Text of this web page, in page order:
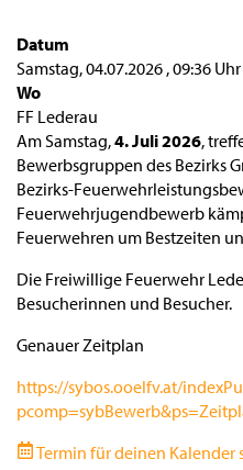
Datum
Samstag, 04.07.2026 ,09:36 Uhr
Wo
FF Lederau
Am Samstag,4. Juli 2026,
Bewerbsgruppen des Bezirks
Bezirks-
Feuerwehrjugendbewerb
Feuerwehren um Bestzeiten
Die Freiwillige Feuerwehr
Besucherinnen und Besucher.
Genauer Zeitplan
https://sybos.ooelfv.at/
Termin für deinen Kalender